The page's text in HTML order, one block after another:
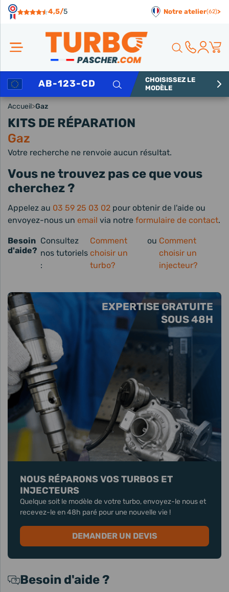
4,5/5 Notre atelier(62)>
Rechercher
CHOISISSEZ LE
MODÈLE
Accueil>Gaz
KITS DE RÉPARATION
Gaz
EXPERTISE GRATUITE
SOUS 48H
NOUS RÉPARONS VOS TURBOS ET
INJECTEURS
Quelque soit le modèle de votre turbo, envoyez-le nous et
recevez-le en 48h paré pour une nouvelle vie !
DEMANDER UN DEVIS
Besoin d'aide ?
Votre recherche ne renvoie aucun résultat.
Vous ne trouvez pas ce que vous
cherchez ?
Appelez au 03 59 25 03 02 pour obtenir de l'aide ou
envoyez-nous un email via notre formulaire de contact.
Besoin
d'aide?
Consultez
nos tutoriels
:
Comment
choisir un
turbo?
ou Comment
choisir un
injecteur?
Panneau de gestion des cookies